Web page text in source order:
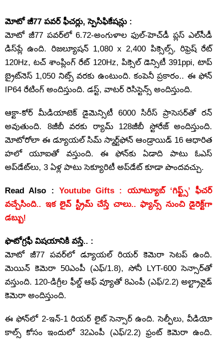
మోటో జీ77 పవర్ ఫీచర్లు, స్పెసిఫికేషన్లు :
మోటో జీ77 పవర్‌లో 6.72-అంగుళాల ఫుల్-హెచ్‌డీ ప్లస్ ఎల్‌సీడీ
డిస్‌ప్లే ఉంది. రిజల్యూషన్ 1,080 x 2,400 పిక్సెల్స్, రిఫ్రెష్ రేట్
120Hz, టచ్ శాంప్లింగ్ రేట్ 120Hz, పిక్సెల్ డెన్సిటీ 391ppi, టాప్
బ్రైట్‌నెస్ 1,050 నిట్స్ వరకు ఉంటుంది. కంపెనీ ప్రకారం.. ఈ ఫోన్
IP64 రేటింగ్ అందిస్తుంది. డస్ట్, వాటర్ రెసిస్టెన్స్ అందిస్తుంది.
ఆక్టా-కోర్ మీడియాటెక్ డైమెన్సిటీ 6000 సిరీస్ ప్రాసెసర్‌తో రన్
అవుతుంది. 8జీబీ వరకు ర్యామ్ 128జీబీ స్టోరేజ్ అందిస్తుంది.
మోటోరోలా ఈ డ్యూయల్ సిమ్ స్మార్ట్‌ఫోన్ ఆండ్రాయిడ్ 16 ఆధారిత
హలో యూఐతో వస్తుంది. ఈ ఫోన్‌కు ఏడాది పాటు ఓఎస్
అప్‌డేట్‌లు, 3 ఏళ్ల పాటు సెక్యూరిటీ అప్‌డేట్‌ కూడా పొందవచ్చు.
Read Also : Youtube Gifts : యూట్యూబ్ ‘గిఫ్ట్స్’ ఫీచర్‌
వచ్చేసింది.. ఇక లైవ్ స్ట్రీమ్ చేస్తే చాలు.. ఫ్యాన్స్ నుంచి డైరెక్ట్‌గా
డబ్బు!
ఫొటోగ్రఫీ విషయానికి వస్తే.. :
మోటో జీ77 పవర్‌లో డ్యూయల్ రియర్ కెమెరా సెటప్ ఉంది.
మెయిన్ కెమెరా 50ఎంపీ (ఎఫ్/1.8), సోనీ LYT-600 సెన్సార్‌తో
వస్తుంది. 120-డిగ్రీల ఫీల్డ్ ఆఫ్ వ్యూతో 8ఎంపీ (ఎఫ్/2.2) అల్ట్రావైడ్
కెమెరా అందిస్తుంది.
ఈ ఫోన్‌లో 2-ఇన్-1 రియర్ లైట్ సెన్సార్ ఉంది. సెల్ఫీలు, వీడియో
కాల్స్ కోసం ఇందులో 32ఎంపీ (ఎఫ్/2.2) ఫ్రంట్ కెమెరా ఉంది.